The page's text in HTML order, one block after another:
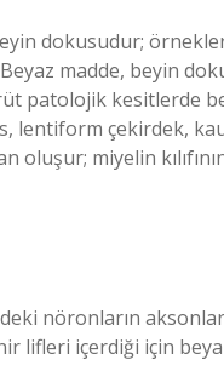
dokusudur;
madde, beyin
patolojik kesitlerde
lentiform çekirdek,
oluşur; miyelin
nöronların
lifleri içerdiği için